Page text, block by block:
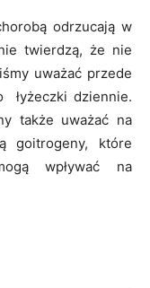
odrzucają w
twierdzą, że nie
uważać przede
łyżeczki dziennie.
także uważać na
goitrogeny, które
wpływać na